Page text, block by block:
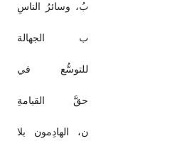
بُ، وسائرُ الناسِ
ب الجهالة
للتوسُّع في
حقَّ القيامةِ
ن، الهادِمون بلا